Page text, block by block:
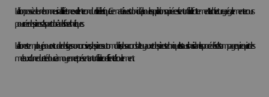
Le laiton possède une bonne usinabilité et une excellente conductivité électrique. Ce matériau est donc idéal pour les applications qui nécessitent un faible frottement. L’architecture y a également recours
pour créer des pièces d’aspect doré à des fins esthétiques.
Le laiton est employé pour extruder des tiges non corrosives, des pièces automobiles, des raccords de tuyaux et des pièces techniques. Il est aussi choisi dans les procédés d’estampage qui requiert des
métaux d’une dureté douce à moyenne et présentant un faible coefficient d’écoulement.